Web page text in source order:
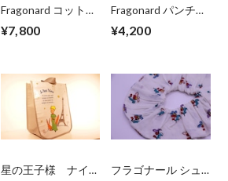
Fragonard コットン
¥7,800
Fragonard パンチュ
ス
¥4,200
星の王子様 ナイロ
フラゴナール シュ